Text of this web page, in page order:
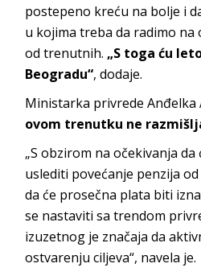
postepeno kreću na bolje i
u kojima treba da radimo
od trenutnih. „S toga ću
Beogradu“, dodaje.
Ministarka privrede Anđelka
ovom trenutku ne
„S obzirom na očekivanja
uslediti povećanje penzija
da će prosečna plata biti
se nastaviti sa trendom
izuzetnog je značaja da
ostvarenju ciljeva“, navela je.